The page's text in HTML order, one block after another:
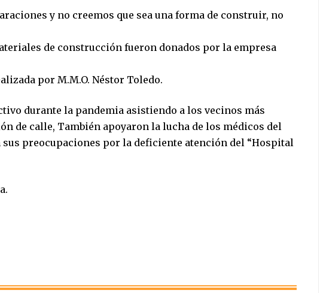
y no creemos que sea una forma de construir, no
de construcción fueron donados por la empresa
por M.M.O. Néstor Toledo.
durante la pandemia asistiendo a los vecinos más
de calle, También apoyaron la lucha de los médicos del
preocupaciones por la deficiente atención del “Hospital